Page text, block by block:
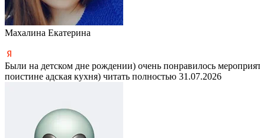
Махалина Екатерина
Были на детском дне рождении) очень понравилось
поистине адская кухня) читать полностью 31.07.2026